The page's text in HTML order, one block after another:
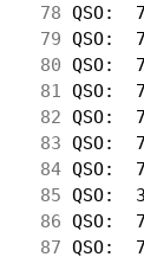
78 QSO:
79 QSO:
80 QSO:
81 QSO:
82 QSO:
83 QSO:
84 QSO:
85 QSO:
86 QSO:
87 QSO: